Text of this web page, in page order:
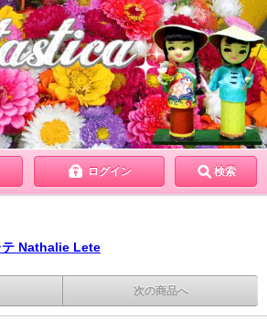
ログイン 検索
テ Nathalie Lete
次の商品へ